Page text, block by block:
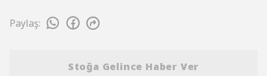
Paylaş:
Stoğa Gelince Haber Ver